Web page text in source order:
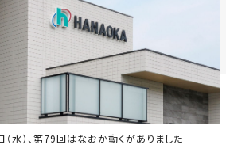
水）、第79回はなおか動くがありました